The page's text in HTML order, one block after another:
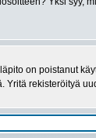
on poistanut
Yritä rekisteröityä